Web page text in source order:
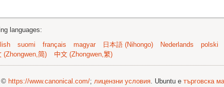
languages:
suomi français magyar 日本語 (Nihongo) Nederlands polski
(Zhongwen,简) 中文 (Zhongwen,繁)
© https://www.canonical.com/; лицензни условия. Ubuntu е търговска